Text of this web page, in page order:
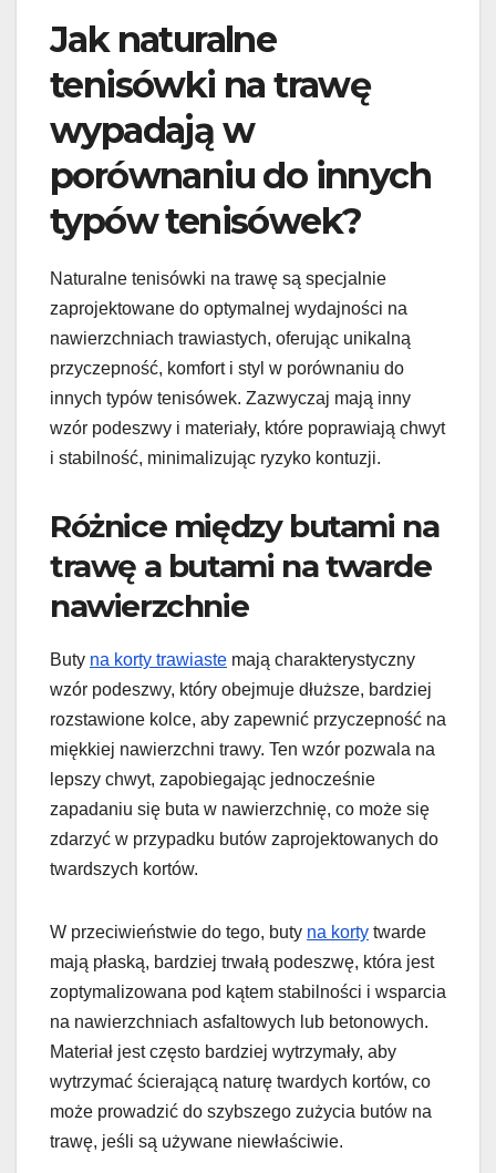
Jak naturalne
tenisówki na trawę
wypadają w
porównaniu do innych
typów tenisówek?
Naturalne tenisówki na trawę są specjalnie
zaprojektowane do optymalnej wydajności na
nawierzchniach trawiastych, oferując unikalną
przyczepność, komfort i styl w porównaniu do
innych typów tenisówek. Zazwyczaj mają inny
wzór podeszwy i materiały, które poprawiają chwyt
i stabilność, minimalizując ryzyko kontuzji.
Różnice między butami na
trawę a butami na twarde
nawierzchnie
Buty na korty trawiaste mają charakterystyczny
wzór podeszwy, który obejmuje dłuższe, bardziej
rozstawione kolce, aby zapewnić przyczepność na
miękkiej nawierzchni trawy. Ten wzór pozwala na
lepszy chwyt, zapobiegając jednocześnie
zapadaniu się buta w nawierzchnię, co może się
zdarzyć w przypadku butów zaprojektowanych do
twardszych kortów.
W przeciwieństwie do tego, buty na korty twarde
mają płaską, bardziej trwałą podeszwę, która jest
zoptymalizowana pod kątem stabilności i wsparcia
na nawierzchniach asfaltowych lub betonowych.
Materiał jest często bardziej wytrzymały, aby
wytrzymać ścierającą naturę twardych kortów, co
może prowadzić do szybszego zużycia butów na
trawę, jeśli są używane niewłaściwie.